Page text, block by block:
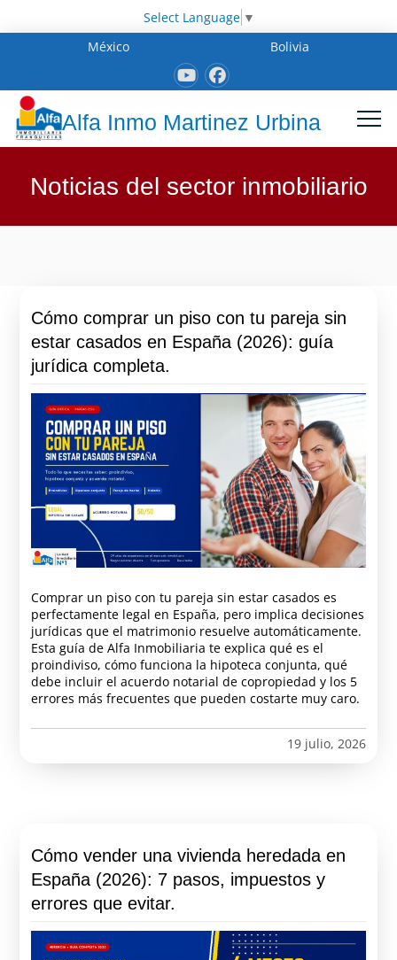
Select Language ▼
México
Bolivia
Alfa Inmo Martinez Urbina
Noticias del sector inmobiliario
Cómo comprar un piso con tu pareja sin
estar casados en España (2026): guía
jurídica completa.
Comprar un piso con tu pareja sin estar casados es
perfectamente legal en España, pero implica decisiones
jurídicas que el matrimonio resuelve automáticamente.
Esta guía de Alfa Inmobiliaria te explica qué es el
proindiviso, cómo funciona la hipoteca conjunta, qué
debe incluir el acuerdo notarial de copropiedad y los 5
errores más frecuentes que pueden costarte muy caro.
19 julio, 2026
Cómo vender una vivienda heredada en
España (2026): 7 pasos, impuestos y
errores que evitar.